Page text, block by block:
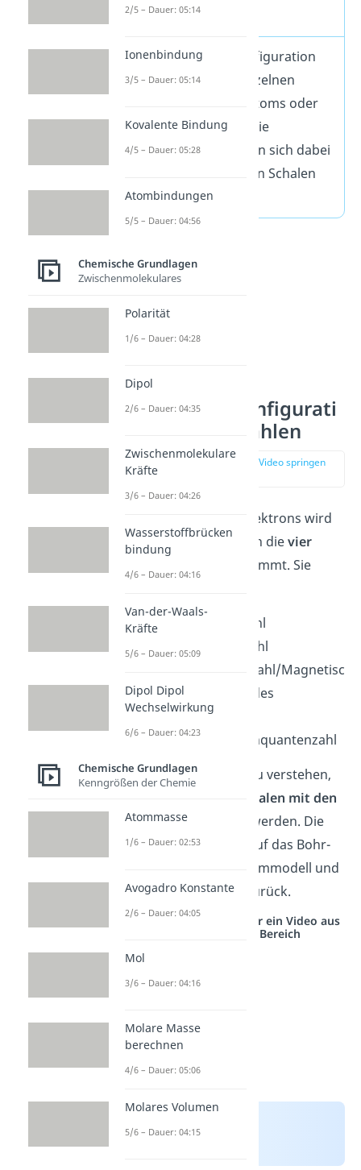
Definition
Die Elektronenkonfiguration
gibt an, wie die einzelnen
Elektronen eines Atoms oder
Ions verteilt sind. Die
Elektronen befinden sich dabei
in unterschiedlichen Schalen
und Orbitalen.
Elektronenkonfigurati
on Quantenzahlen
zur Stelle im Video springen
Der Zustand eines Elektrons wird
im Allgemeinen durch dievier
bestimmt. Sie
Hauptquantenzahl
Nebenquantenzahl
Magnetquantenzahl/Magnetisc
he Quantenzahl des
Drehimpuls
Magnetische Spinquantenzahl
Sie helfen dir dabei zu verstehen,
Schalen mit den
Elektronen besetzt
werden. Die
Beschreibung geht auf das Bohr-
Sommerfeldsche-Atommodell und
dasOrbitalmodell zurück.
Studyflix vernetzt: Hier ein Video aus
einem anderen Bereich
2/5 – Dauer: 05:14
Ionenbindung
3/5 – Dauer: 05:14
Kovalente Bindung
4/5 – Dauer: 05:28
Atombindungen
5/5 – Dauer: 04:56
Chemische Grundlagen
Zwischenmolekulares
Polarität
1/6 – Dauer: 04:28
Dipol
2/6 – Dauer: 04:35
Zwischenmolekulare
Kräfte
3/6 – Dauer: 04:26
Wasserstoffbrücken
bindung
4/6 – Dauer: 04:16
Van-der-Waals-
Kräfte
5/6 – Dauer: 05:09
Dipol Dipol
Wechselwirkung
6/6 – Dauer: 04:23
Chemische Grundlagen
Kenngrößen der Chemie
Atommasse
1/6 – Dauer: 02:53
Avogadro Konstante
2/6 – Dauer: 04:05
Mol
3/6 – Dauer: 04:16
Molare Masse
berechnen
4/6 – Dauer: 05:06
Molares Volumen
5/6 – Dauer: 04:15